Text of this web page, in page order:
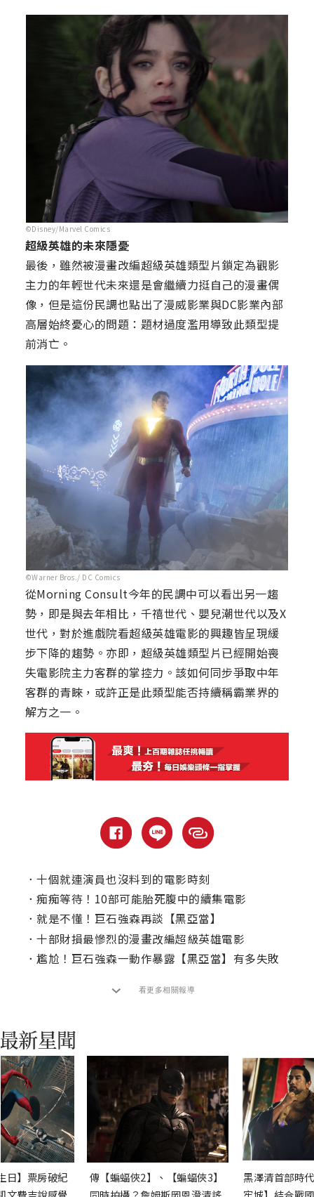
©Disney/Marvel Comics
超級英雄的未來隱憂
最後，雖然被漫畫改編超級英雄類型片鎖定為觀影
主力的年輕世代未來還是會繼續力挺自己的漫畫偶
像，但是這份民調也點出了漫威影業與DC影業內部
高層始終憂心的問題：題材過度濫用導致此類型提
前消亡。
©Warner Bros./ DC Comics
從Morning Consult今年的民調中可以看出另一趨
勢，即是與去年相比，千禧世代、嬰兒潮世代以及X
世代，對於進戲院看超級英雄電影的興趣皆呈現緩
步下降的趨勢。亦即，超級英雄類型片已經開始喪
失電影院主力客群的掌控力。該如何同步爭取中年
客群的青睞，或許正是此類型能否持續稱霸業界的
解方之一。
． 十個就連演員也沒料到的電影時刻
． 痴痴等待！10部可能胎死腹中的續集電影
． 就是不懂！巨石強森再談【黑亞當】
． 十部財損最慘烈的漫畫改編超級英雄電影
． 尷尬！巨石強森一動作暴露【黑亞當】有多失敗
看更多相關報導
日】票房破紀
傳【蝙蝠俠2】、【蝙蝠俠3】
黑澤清首部時